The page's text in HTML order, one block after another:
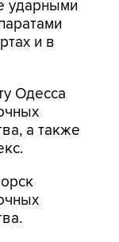
ударными
и в
Одесса
а также